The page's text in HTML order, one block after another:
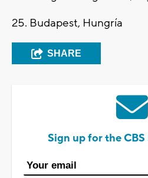
25. Budapest, Hungría
SHARE
Sign up for the